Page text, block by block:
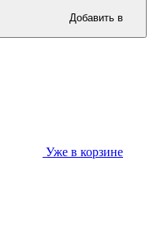
Уже в корзине